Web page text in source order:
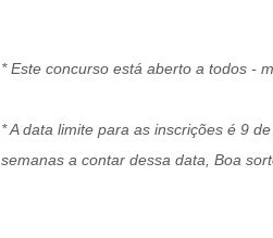
* Este concurso está aberto a todos -
* A data limite para as inscrições é 9
semanas a contar dessa data, Boa